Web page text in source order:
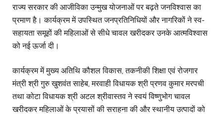
राज्य सरकार की आजीविका उन्मुख योजनाओं पर बढ़ते जनविश्वास का
प्रमाण है। कार्यक्रम में उपस्थित जनप्रतिनिधियों और नागरिकों ने स्व-
सहायता समूहों की महिलाओं से सीधे चावल खरीदकर उनके आत्मविश्वास
को नई ऊर्जा दी।
कार्यक्रम में मुख्य अतिथि कौशल विकास, तकनीकी शिक्षा एवं रोजगार
मंत्री श्री गुरु खुशवंत साहेब, मरवाही विधायक श्री प्रणव कुमार मरपची
तथा कोटा विधायक श्री अटल श्रीवास्तव ने स्वयं विष्णुभोग चावल
खरीदकर महिलाओं के प्रयासों की सराहना की और स्थानीय उत्पादों को